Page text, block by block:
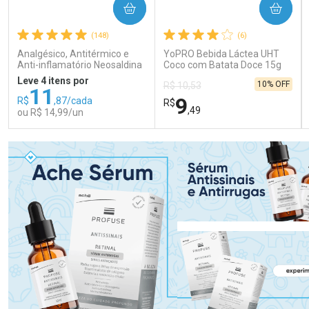
(148)
Analgésico, Antitérmico e
Anti-inflamatório Neosaldina
30mg + 300mg + 30mg 10
Drágeas
Leve 4 itens por
R$11 ,87/cada
ou R$ 14,99/un
COMPRAR
FECHAR
Laboratório
Ativar Desconto
FECHAR
Por Menos
(6)
YoPRO Bebida Láctea UHT
Coco com Batata Doce 15g
R$ 10,53
R$9,49
10% OFF
COMPRAR
Laboratório
Ativar Desconto
Por Menos